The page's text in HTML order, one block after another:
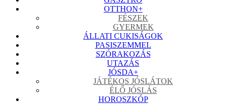
OTTHON+
FÉSZEK
GYERMEK
ÁLLATI CUKISÁGOK
PASISZEMMEL
SZÓRAKOZÁS
UTAZÁS
JÓSDA+
JÁTÉKOS JÓSLÁTOK
ÉLŐ JÓSLÁS
HOROSZKÓP